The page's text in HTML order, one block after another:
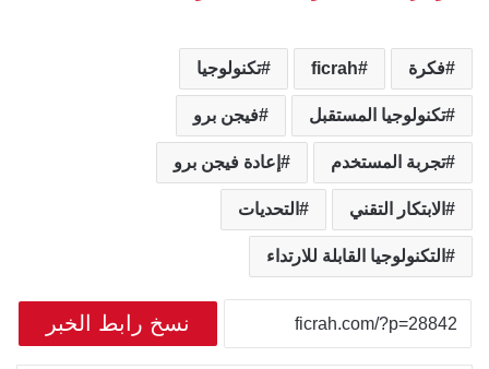
فكرة ficrah تكنولوجيا
تكنولوجيا المستقبل فيجن برو
تجربة المستخدم إعادة فيجن برو
الابتكار التقني التحديات
التكنولوجيا القابلة للارتداء
نسخ رابط الخبر